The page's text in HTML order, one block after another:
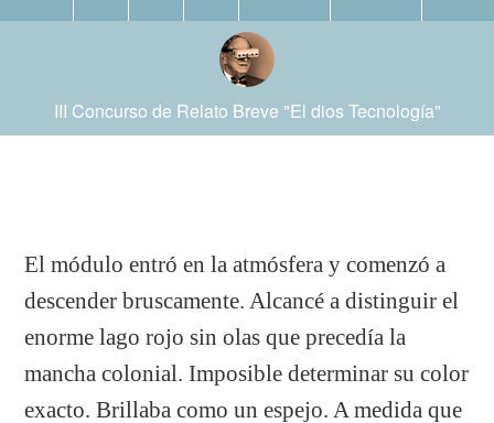
III Concurso de Relato Breve "El dios Tecnología"
El módulo entró en la atmósfera y comenzó a
descender bruscamente. Alcancé a distinguir el
enorme lago rojo sin olas que precedía la
mancha colonial. Imposible determinar su color
exacto. Brillaba como un espejo. A medida que